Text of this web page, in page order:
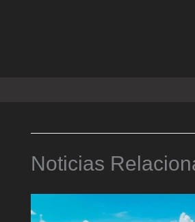
Noticias